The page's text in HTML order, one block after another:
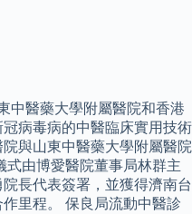
中醫藥大學附屬醫院和香港
病毒病的中醫臨床實用技術
與山東中醫藥大學附屬醫院
式由博愛醫院董事局林群主
長代表簽署，並獲得濟南台
里程。 保良局流動中醫診